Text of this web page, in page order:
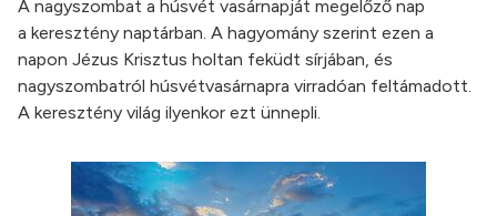
A nagyszombat a húsvét vasárnapját megelőző nap
a keresztény naptárban. A hagyomány szerint ezen a
napon Jézus Krisztus holtan feküdt sírjában, és
nagyszombatról húsvétvasárnapra virradóan feltámadott.
A keresztény világ ilyenkor ezt ünnepli.